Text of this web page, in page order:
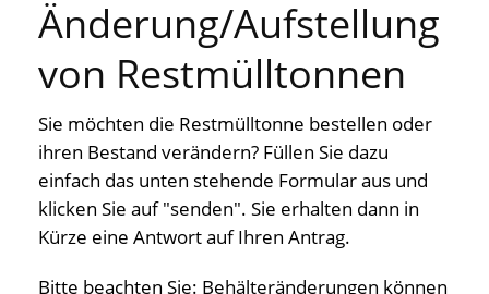
Änderung/Aufstellung
von Restmülltonnen
Sie möchten die Restmülltonne bestellen oder
ihren Bestand verändern? Füllen Sie dazu
einfach das unten stehende Formular aus und
klicken Sie auf "senden". Sie erhalten dann in
Kürze eine Antwort auf Ihren Antrag.
Bitte beachten Sie: Behälteränderungen können